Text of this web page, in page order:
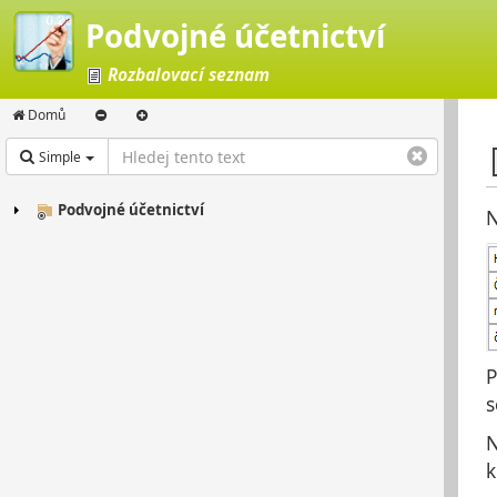
Podvojné účetnictví
Rozbalovací seznam
Domů
Simple
Podvojné účetnictví